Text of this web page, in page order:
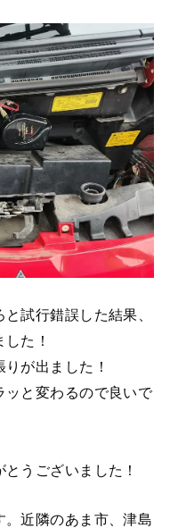
試行錯誤した結果、
た！
が出ました！
ッと変わるので良いで
うございました！
。近隣のあま市、津島